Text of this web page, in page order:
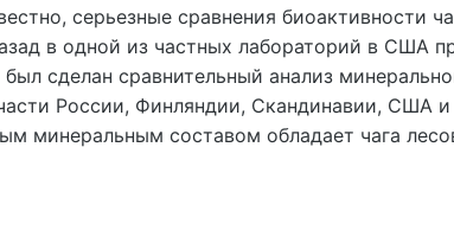
серьезные сравнения биоактивности
в одной из частных лабораторий в США
сделан сравнительный анализ
России, Финляндии, Скандинавии, США
минеральным составом обладает чага